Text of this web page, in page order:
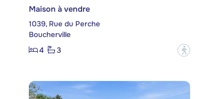
Maison à vendre
1039, Rue du Perche
Boucherville
4
3 ?